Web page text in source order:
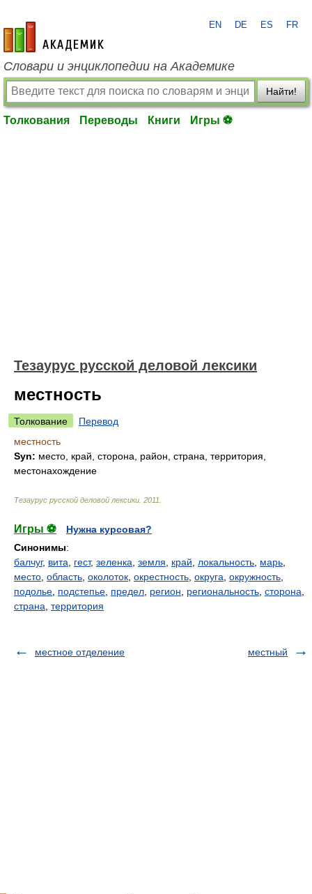
academic.ru
EN DE ES FR
Словари и энциклопедии на Академике
Найти!
Толкования Переводы Книги Игры ⚽
Тезаурус русской деловой лексики
местность
Толкование
Перевод
местность
Syn: место, край, сторона, район, страна, территория,
местонахождение
Тезаурус русской деловой лексики 2011
Игры ⚽
Нужна курсовая?
Синонимы:
балчуг, вита гест, зеленка земля край локальность марь
место область околоток окрестность округа окружность
подолье подстепье предел регион региональность сторона
страна территория
местное отделение местный